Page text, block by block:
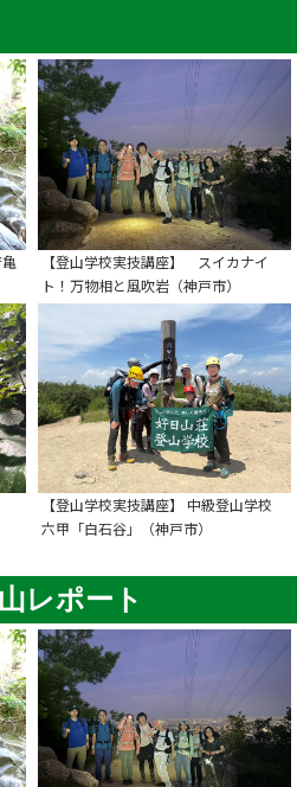
【登山学校実技講座】 スイカナイ
ト！万物相と風吹岩（神戸市）
【登山学校実技講座】 中級登山学校
六甲「白石谷」（神戸市）
レポート